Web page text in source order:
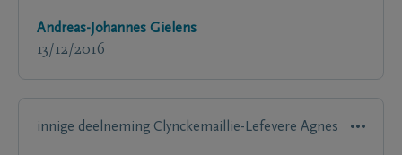
Andreas-Johannes Gielens
13/12/2016
innige deelneming Clynckemaillie-Lefevere Agnes